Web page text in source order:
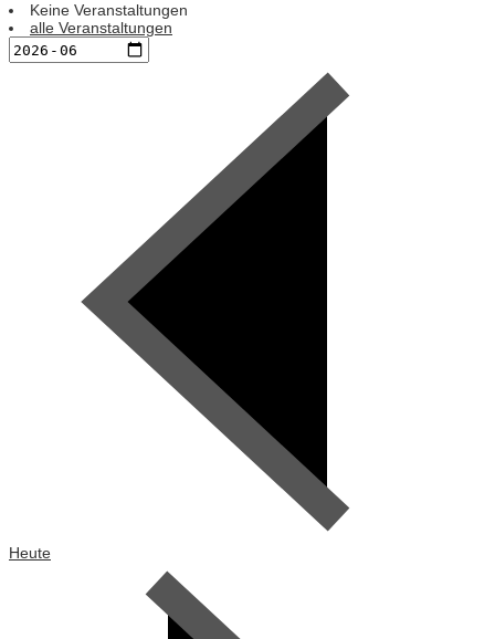
Keine Veranstaltungen
alle Veranstaltungen
Heute